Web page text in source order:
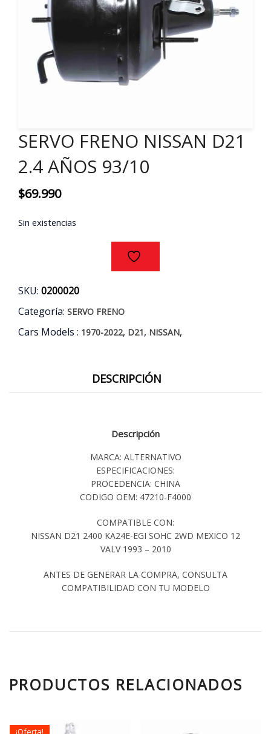
SERVO FRENO NISSAN D21
2.4 AÑOS 93/10
$69.990
Sin existencias
SKU: 0200020
Categoría: SERVO FRENO
Cars Models : 1970-2022, D21, NISSAN,
DESCRIPCIÓN
Descripción
MARCA: ALTERNATIVO
ESPECIFICACIONES:
PROCEDENCIA: CHINA
CODIGO OEM: 47210-F4000
COMPATIBLE CON:
NISSAN D21 2400 KA24E-EGI SOHC 2WD MEXICO 12
VALV 1993 – 2010
ANTES DE GENERAR LA COMPRA, CONSULTA
COMPATIBILIDAD CON TU MODELO
PRODUCTOS RELACIONADOS
¡Oferta!